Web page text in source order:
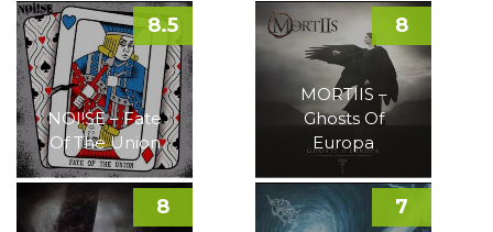
NOI!SE – Fate
Of The Union
8.5
MORTIIS –
Ghosts Of
Europa
8
8 7